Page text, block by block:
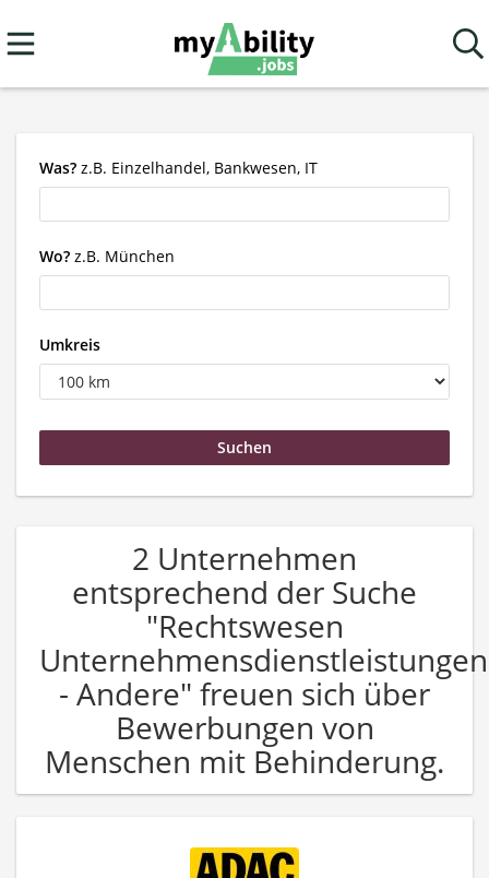
Was? z.B. Einzelhandel, Bankwesen, IT
Wo? z.B. München
Umkreis
2 Unternehmen
entsprechend der Suche
"Rechtswesen
Unternehmensdienstleistungen
- Andere" freuen sich über
Bewerbungen von
Menschen mit Behinderung.